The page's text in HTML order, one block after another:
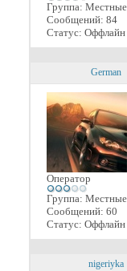
Группа: Местные
Сообщений: 84
Статус: Оффлайн
German
Оператор
Группа: Местные
Сообщений: 60
Статус: Оффлайн
nigeriyka